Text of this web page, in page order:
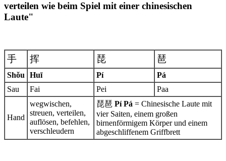
verteilen wie beim Spiel mit einer chinesischen
Laute"
手 挥 琵 琶
Shŏu Huī Pí
Pá
Sau
Fai Pei Paa
Hand
wegwischen,
streuen, verteilen,
auflösen, befehlen,
verschleudern
琵琶 Pí Pá = Chinesische Laute mit
vier Saiten, einem großen
birnenförmigem Körper und einem
abgeschliffenem Griffbrett